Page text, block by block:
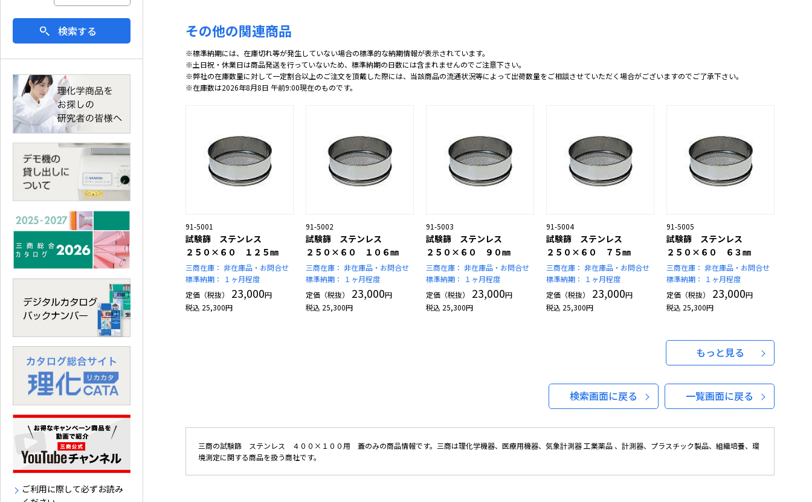
その他の関連商品
※標準納期には、在庫切れ等が発生していない場合の標準的な納期情報が表示されています。
※土日祝・休業日は商品発送を行っていないため、標準納期の日数には含まれませんのでご注意下さい。
※弊社の在庫数量に対して一定割合以上のご注文を頂戴した際には、当該商品の流通状況等によって出荷数量をご相談させていただく場合がございますのでご了承下さい。
※在庫数は2026年8月8日 午前9:00現在のものです。
91-5001
試験篩 ステンレス
２５０×６０ １２５㎜
三商在庫： 非在庫品・お問合せ
標準納期：
１ヶ月程度
定価（税抜）
23,000円
税込 25,300円
91-5002
試験篩 ステンレス
２５０×６０ １０６㎜
三商在庫： 非在庫品・お問合せ
標準納期：
１ヶ月程度
定価（税抜）
23,000円
税込 25,300円
91-5003
試験篩 ステンレス
２５０×６０ ９０㎜
三商在庫： 非在庫品・お問合せ
標準納期：
１ヶ月程度
定価（税抜）
23,000円
税込 25,300円
91-5004
試験篩 ステンレス
２５０×６０ ７５㎜
三商在庫： 非在庫品・お問合せ
標準納期：
１ヶ月程度
定価（税抜）
23,000円
税込 25,300円
91-5005
試験篩 ステンレス
２５０×６０ ６３㎜
三商在庫： 非在庫品・お問合せ
標準納期：
１ヶ月程度
定価（税抜）
23,000円
税込 25,300円
もっと見る
検索画面に戻る 一覧画面に戻る
三商の試験篩 ステンレス ４００×１００用 蓋のみの商品情報です。三商は理化学機器、医療用機器、気象計測器 工業薬品 、計測器、プラスチック製品、組織培養、環
境測定に関する商品を扱う商社です。
検索する
ご利用に際して必ずお読み